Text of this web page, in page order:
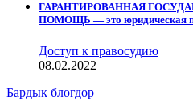
ГАРАНТИРОВАННАЯ
ПОМОЩЬ — это юридическая
Доступ к правосудию
08.02.2022
Бардык блогдор